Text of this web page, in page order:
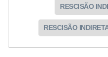
RESCISÃO
RESCISÃO